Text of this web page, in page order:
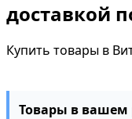
доставкой
Купить товары в
Товары в вашем